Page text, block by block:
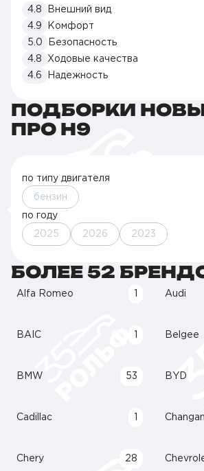
4.8
Внешний вид
4.9
Комфорт
5.0
Безопасность
4.8
Ходовые качества
4.6
Надежность
ПОДБОРКИ
ПРО H9
по типу двигателя
бензин
по году
2025 2026 2023
БОЛЕЕ 52
Alfa Romeo Audi
BAIC Belgee
BMW 53 BYD
Cadillac Changan
Chery 28